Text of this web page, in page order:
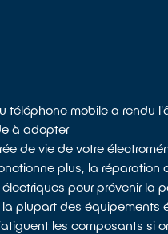
téléphone mobile a rendu
à adopter
de vie de votre
plus, la
pour prévenir la
plupart des équipements
les composants si